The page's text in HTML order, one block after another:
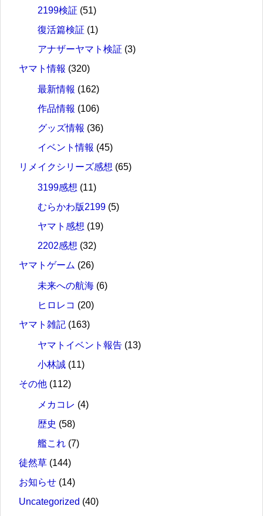
2199検証 (51)
復活篇検証 (1)
アナザーヤマト検証 (3)
ヤマト情報 (320)
最新情報 (162)
作品情報 (106)
グッズ情報 (36)
イベント情報 (45)
リメイクシリーズ感想 (65)
3199感想 (11)
むらかわ版2199 (5)
ヤマト感想 (19)
2202感想 (32)
ヤマトゲーム (26)
未来への航海 (6)
ヒロレコ (20)
ヤマト雑記 (163)
ヤマトイベント報告 (13)
小林誠 (11)
その他 (112)
メカコレ (4)
歴史 (58)
艦これ (7)
徒然草 (144)
お知らせ (14)
Uncategorized (40)